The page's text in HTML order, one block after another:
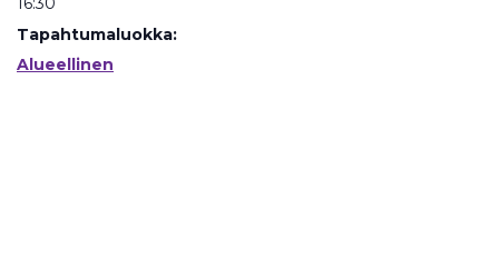
Tapahtumaluokka:
Alueellinen